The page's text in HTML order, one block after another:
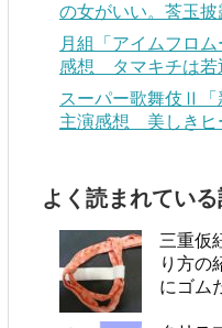
の女がいい。莟玉
月組「アイムフロム
感想 タマキチは若
スーパー歌舞伎Ⅱ「
主演感想 美しきヒ
よく読まれてい
三重仮
り方の
にゴム